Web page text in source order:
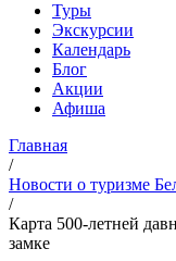
Туры
Экскурсии
Календарь
Блог
Акции
Афиша
Главная
/
Новости о туризме
/
Карта 500-летней
замке